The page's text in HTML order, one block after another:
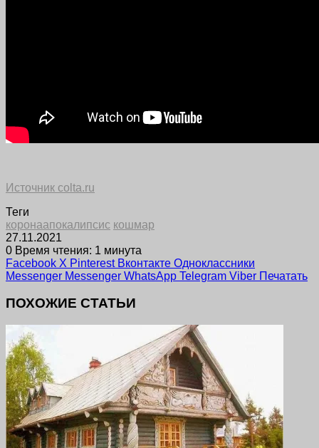
Источник colta.ru
Теги
коронаапокалипсис кошмар
27.11.2021
0 Время чтения: 1 минута
Facebook X Pinterest Вконтакте Одноклассники
Messenger Messenger WhatsApp Telegram Viber Печатать
ПОХОЖИЕ СТАТЬИ